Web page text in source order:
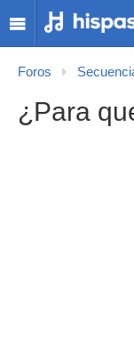
Foros
¿Para